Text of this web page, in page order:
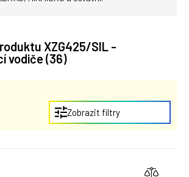
XZG425/SIL -
vodiče (36)
Zobrazit filtry